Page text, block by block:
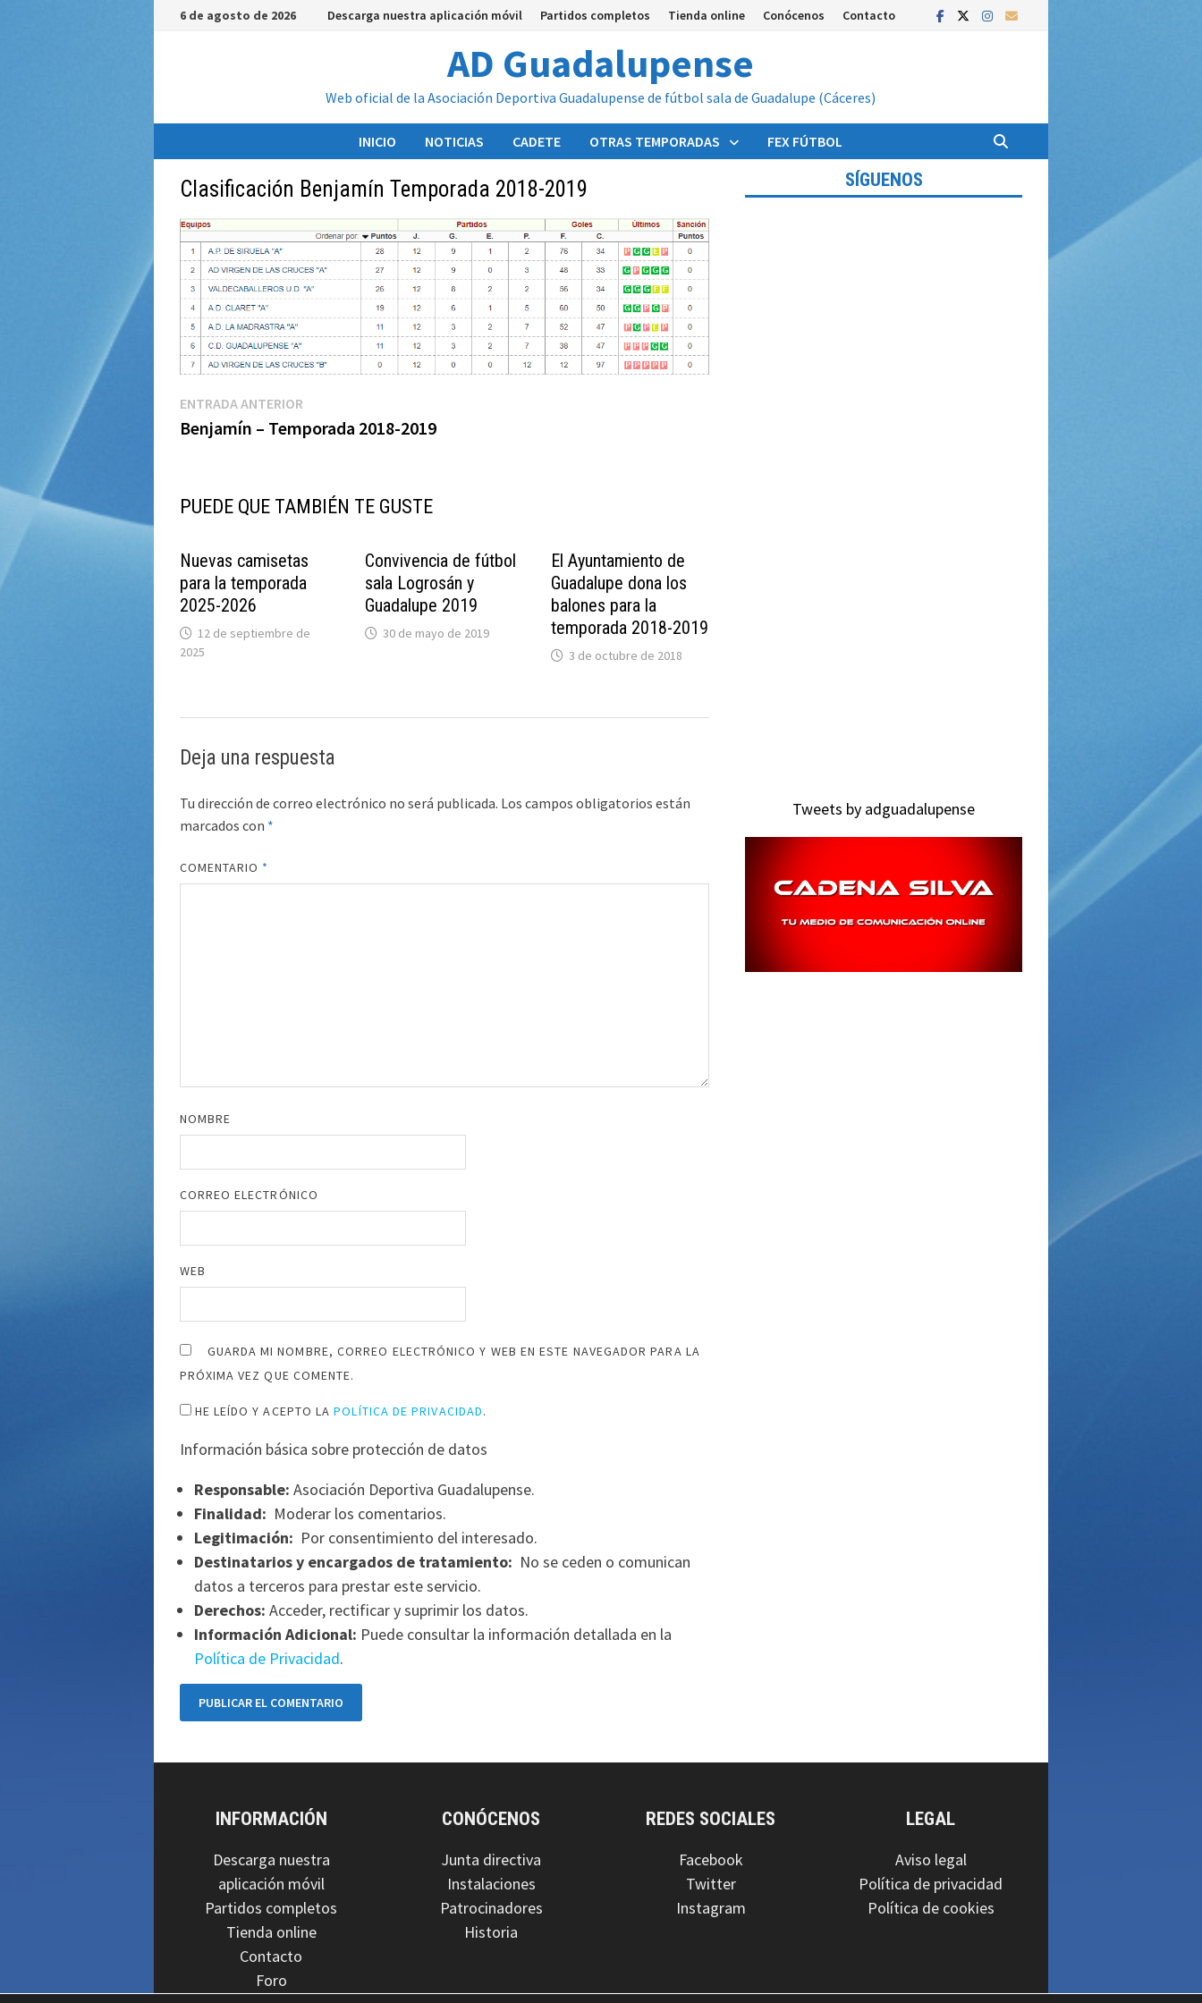
Saltar6 de agosto de 2026 Descarga nuestra aplicación móvil Partidos completos Tienda online Conócenos Contacto
AD Guadalupense
Web oficial de la Asociación Deportiva Guadalupense de fútbol sala de Guadalupe (Cáceres)
INICIO NOTICIAS CADETE OTRAS TEMPORADAS FEX FÚTBOL
Clasificación Benjamín Temporada 2018-2019
Navegación
de
ENTRADA ANTERIOREntrada
anterior:
Benjamín – Temporada 2018-2019
PUEDE QUE TAMBIÉN TE GUSTE
Nuevas camisetas
para la temporada
2025-2026
12 de septiembre de
2025
Convivencia de fútbol
sala Logrosán y
Guadalupe 2019
30 de mayo de 2019
El Ayuntamiento de
Guadalupe dona los
balones para la
temporada 2018-2019
3 de octubre de 2018
Deja una respuesta
Tu dirección de correo electrónico no será publicada. Los campos obligatorios están
marcados con *
COMENTARIO *
NOMBRE
CORREO ELECTRÓNICO
WEB
GUARDA MI NOMBRE, CORREO ELECTRÓNICO Y WEB EN ESTE NAVEGADOR PARA LA
PRÓXIMA VEZ QUE COMENTE.
HE LEÍDO Y ACEPTO LAPOLÍTICA DE PRIVACIDAD.
Información básica sobre protección de datos
Responsable: Asociación Deportiva Guadalupense.
Finalidad: Moderar los comentarios.
Legitimación: Por consentimiento del interesado.
Destinatarios y encargados de tratamiento: No se ceden o comunican
datos a terceros para prestar este servicio.
Derechos: Acceder, rectificar y suprimir los datos.
Información Adicional: Puede consultar la información detallada en la
Política de Privacidad.
SÍGUENOS
Tweets by adguadalupense
INFORMACIÓN
Descarga nuestra
aplicación móvil
Partidos completos
Tienda online
Contacto
Foro
CONÓCENOS
Junta directiva
Instalaciones
Patrocinadores
Historia
REDES SOCIALES
Facebook
Twitter
Instagram
LEGAL
Aviso legal
Política de privacidad
Política de cookies